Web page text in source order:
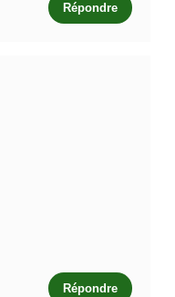
Répondre
Répondre